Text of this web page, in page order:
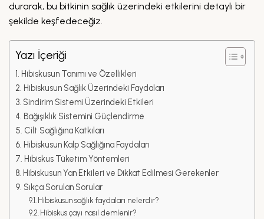
durarak, bu bitkinin sağlık üzerindeki etkilerini detaylı bir
şekilde keşfedeceğiz.
Yazı İçeriği
Hibiskusun Tanımı ve Özellikleri
Hibiskusun Sağlık Üzerindeki Faydaları
Sindirim Sistemi Üzerindeki Etkileri
Bağışıklık Sistemini Güçlendirme
Cilt Sağlığına Katkıları
Hibiskusun Kalp Sağlığına Faydaları
Hibiskus Tüketim Yöntemleri
Hibiskusun Yan Etkileri ve Dikkat Edilmesi Gerekenler
Sıkça Sorulan Sorular
Hibiskusun sağlık faydaları nelerdir?
Hibiskus çayı nasıl demlenir?